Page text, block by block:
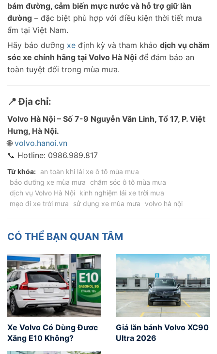
bám đường, cảm biến mực nước và hỗ trợ giữ làn
đường – đặc biệt phù hợp với điều kiện thời tiết mưa
ẩm tại Việt Nam.
Hãy bảo dưỡng xe định kỳ và tham khảo dịch vụ chăm
sóc xe chính hãng tại Volvo Hà Nội để đảm bảo an
toàn tuyệt đối trong mùa mưa.
📍 Địa chỉ:
Volvo Hà Nội – Số 7-9 Nguyễn Văn Linh, Tổ 17, P. Việt
Hưng, Hà Nội.
🌐 volvo.hanoi.vn
📞 Hotline: 0986.989.817
Từ khóa: an toàn khi lái xe ô tô mùa mưa
bảo dưỡng xe mùa mưa chăm sóc ô tô mùa mưa
dịch vụ Volvo Hà Nội kinh nghiệm lái xe trời mưa
mẹo đi xe trời mưa
sử dụng xe mùa mưa volvo hà nội
CÓ THỂ BẠN QUAN TÂM
Xe Volvo Có Dùng Đươc
Xăng E10 Không?
Giá lăn bánh Volvo XC90
Ultra 2026